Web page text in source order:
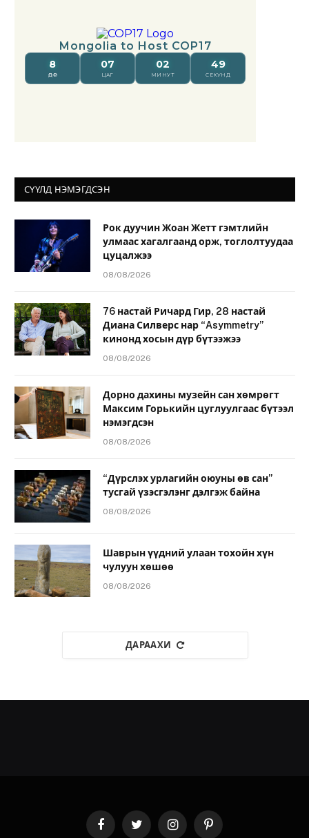
СҮҮЛД НЭМЭГДСЭН
Рок дуучин Жоан Жетт гэмтлийн
улмаас хагалгаанд орж, тоглолтуудаа
цуцалжээ
08/08/2026
76 настай Ричард Гир, 28 настай
Диана Силверс нар “Asymmetry”
кинонд хосын дүр бүтээжээ
08/08/2026
Дорно дахины музейн сан хөмрөгт
Максим Горькийн цуглуулгаас бүтээл
нэмэгдсэн
08/08/2026
“Дүрслэх урлагийн оюуны өв сан”
тусгай үзэсгэлэнг дэлгэж байна
08/08/2026
Шаврын үүдний улаан тохойн хүн
чулуун хөшөө
08/08/2026
ДАРААХИ
FacebookTwitter InstagramPinterest